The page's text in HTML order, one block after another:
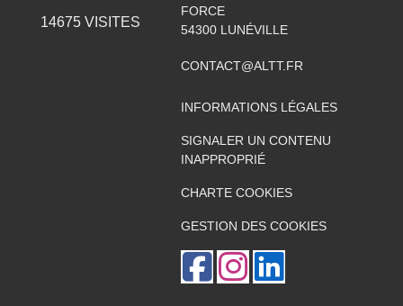
14675VISITES
FORCE
54300 LUNÉVILLE
CONTACT@ALTT.FR
INFORMATIONS LÉGALES
SIGNALER UN CONTENU
INAPPROPRIÉ
CHARTE COOKIES
GESTION DES COOKIES